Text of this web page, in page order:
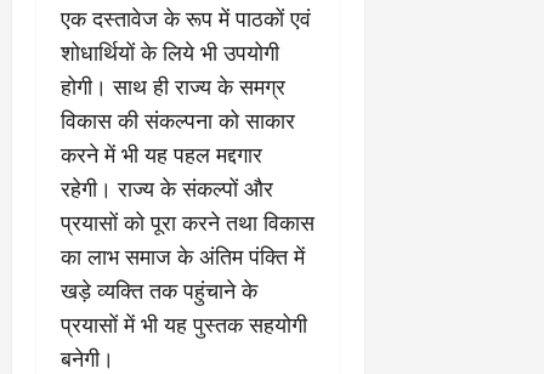
एक दस्तावेज के रूप में पाठकों एवं
शोधार्थियों के लिये भी उपयोगी
होगी। साथ ही राज्य के समग्र
विकास की संकल्पना को साकार
करने में भी यह पहल मद्दगार
रहेगी। राज्य के संकल्पों और
प्रयासों को पूरा करने तथा विकास
का लाभ समाज के अंतिम पंक्ति में
खड़े व्यक्ति तक पहुंचाने के
प्रयासों में भी यह पुस्तक सहयोगी
बनेगी।